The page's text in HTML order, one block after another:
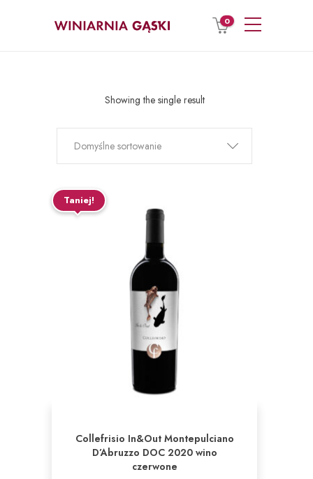
0
Showing the single result
Domyślne sortowanie
Taniej!
Collefrisio In&Out Montepulciano
D’Abruzzo DOC 2020 wino
czerwone